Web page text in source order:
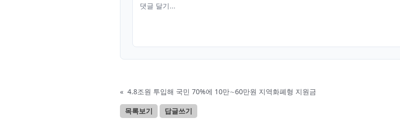
« 4.8조원 투입해 국민 70%에 10만∼60만원 지역화폐형 지원금
목록보기 답글쓰기